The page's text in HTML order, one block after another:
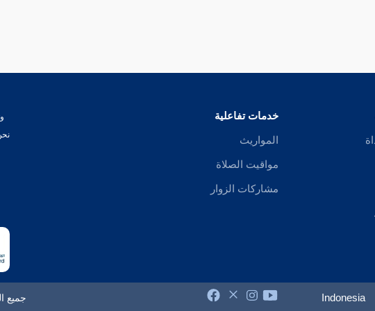
خدمات تفاعلية
المواريث
مواقيت الصلاة
مشاركات الزوار
Indonesia جميع